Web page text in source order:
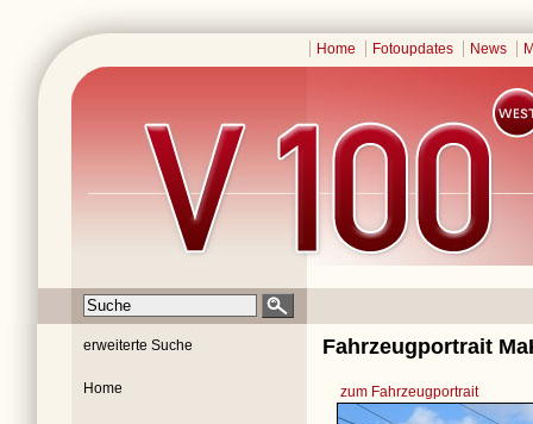
Home Fotoupdates News
erweiterte Suche
Home
Fahrzeugportrait
zum Fahrzeugportrait